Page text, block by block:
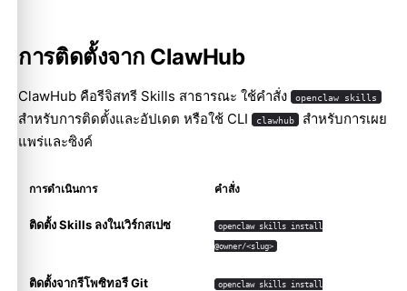
การติดตั้งจาก ClawHub
ClawHub คือรีจิสทรี Skills สาธารณะ ใช้คำสั่ง openclaw skills
สำหรับการติดตั้งและอัปเดต หรือใช้ CLI clawhub สำหรับการเผย
แพร่และซิงค์
การดำเนินการ คำสั่ง
ติดตั้ง Skills ลงในเวิร์กสเปซ openclaw skills install
@owner/<slug>
ติดตั้งจากรีโพซิทอรี Git openclaw skills install